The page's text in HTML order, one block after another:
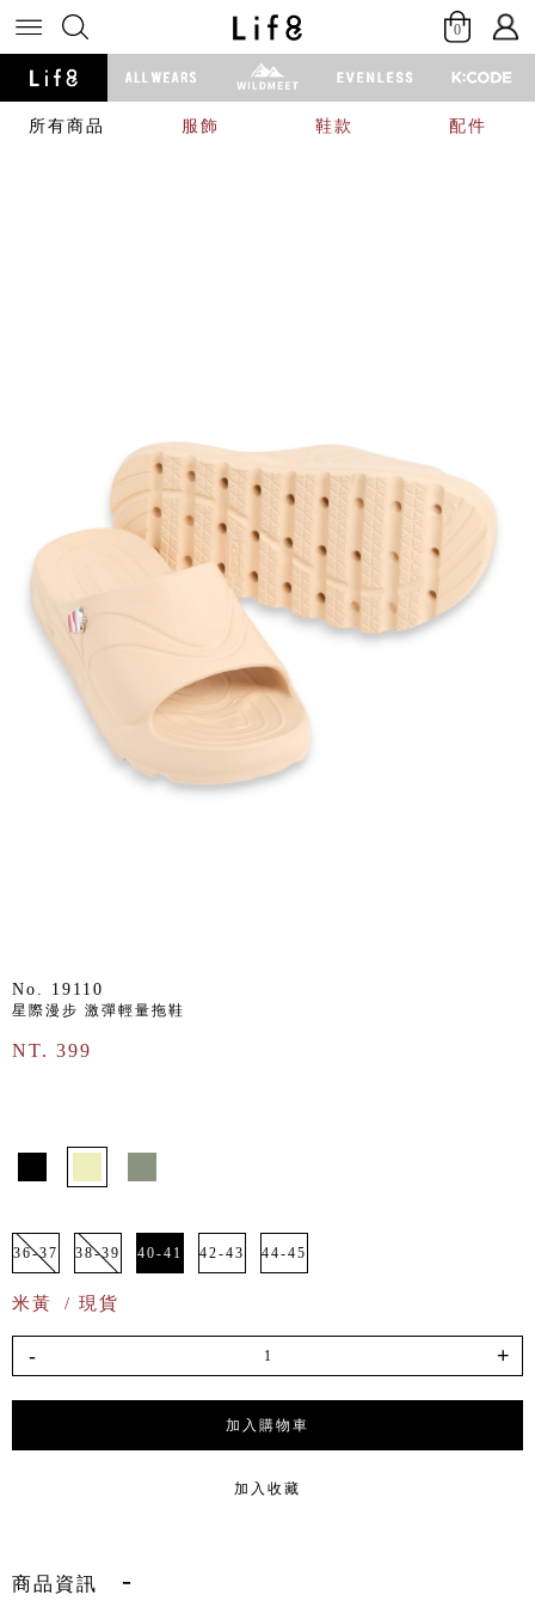
0
所有商品 服飾 鞋款 配件
No. 19110
星際漫步 激彈輕量拖鞋
NT. 399
36-37 38-39 40-41 42-43 44-45
米黃 / 現貨
- +
加入購物車
加入收藏
商品資訊